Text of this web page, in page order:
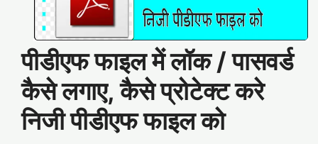
पीडीएफ फाइल में लॉक / पासवर्ड
कैसे लगाए, कैसे प्रोटेक्ट करे
निजी पीडीएफ फाइल को